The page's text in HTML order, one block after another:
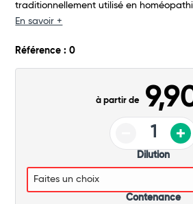
Total
traditionnellement utilisé en
En savoir +
Référence : 0
à partir de
Dilution
Contenance